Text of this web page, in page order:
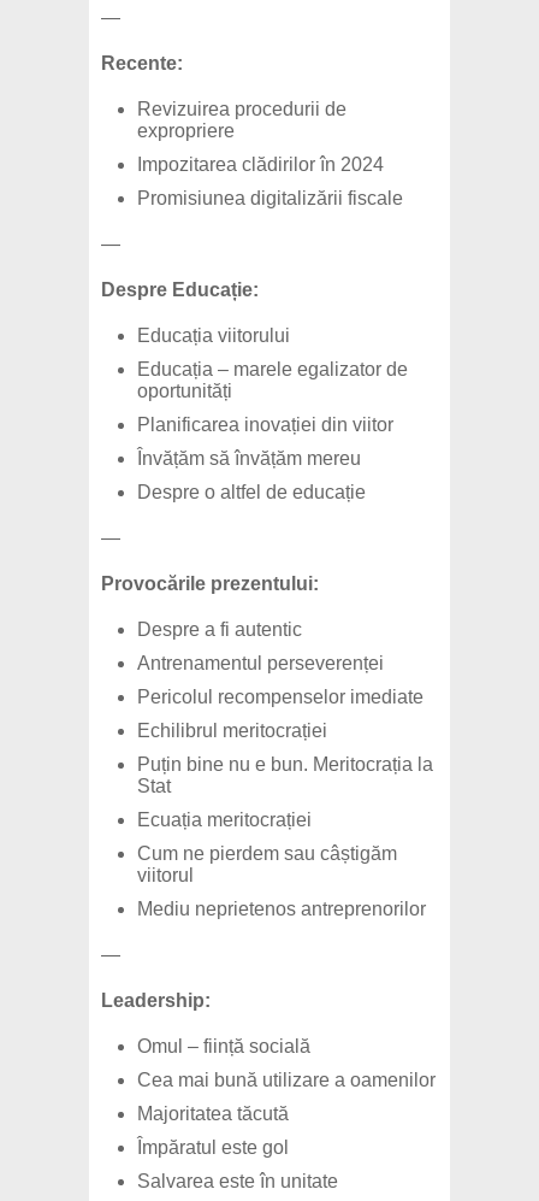
—
Recente:
Revizuirea procedurii de
expropriere
Impozitarea clădirilor în 2024
Promisiunea digitalizării fiscale
—
Despre Educație:
Educația viitorului
Educația – marele egalizator de
oportunități
Planificarea inovației din viitor
Învățăm să învățăm mereu
Despre o altfel de educație
—
Provocările prezentului:
Despre a fi autentic
Antrenamentul perseverenței
Pericolul recompenselor imediate
Echilibrul meritocrației
Puțin bine nu e bun. Meritocrația la
Stat
Ecuația meritocrației
Cum ne pierdem sau câștigăm
viitorul
Mediu neprietenos antreprenorilor
—
Leadership:
Omul – ființă socială
Cea mai bună utilizare a oamenilor
Majoritatea tăcută
Împăratul este gol
Salvarea este în unitate